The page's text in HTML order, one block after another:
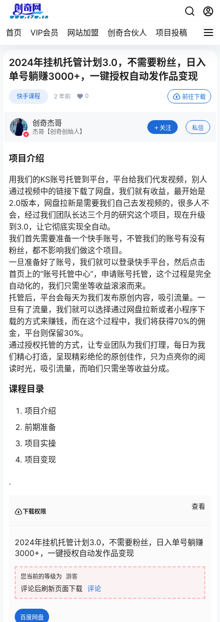
首页 VIP会员 网站加盟 创奇合伙人 项目投稿
2024年挂机托管计划3.0，不需要粉丝，日入
单号躺赚3000+，一键授权自动发作品变现
快手课程 2 年前 0 前往下载
创奇杰哥
杰哥【创奇创始人】
关注 私信
项目介绍
用我们的KS账号托管到平台，平台给我们代发视频，别人
通过视频中的链接下载了网盘，我们就有收益，最开始是
2.0版本，网盘拉新是需要我们自己去发视频的，很多人不
会，经过我们团队长达三个月的研究这个项目，现在升级
到3.0，让它彻底实现全自动。
我们首先需要准备一个快手账号，不管我们的账号有没有
粉丝，都不影响我们做这个项目。
一旦准备好了账号，我们就可以登录快手平台，然后点击
首页上的“账号托管中心”，申请账号托管，这个过程是完全
自动化的，我们只需坐等收益滚滚而来。
托管后，平台会每天为我们发布原创内容，吸引流量。一
旦有了流量，我们就可以选择通过网盘拉新或者小程序下
载的方式来赚钱，而在这个过程中，我们将获得70%的佣
金，平台则保留30%。
通过授权托管的方式，让专业团队为我们打理，每日为我
们精心打造，呈现精彩绝伦的原创佳作，只为点亮你的阅
读时光，吸引流量，而咱们只需坐等收益分成。
课程目录
项目介绍
前期准备
项目实操
项目变现
.
下载权限
查看
2024年挂机托管计划3.0，不需要粉丝，日入单号躺赚
3000+，一键授权自动发作品变现
您当前的等级为 游客
评论后刷新页面下载 评论
百度网盘